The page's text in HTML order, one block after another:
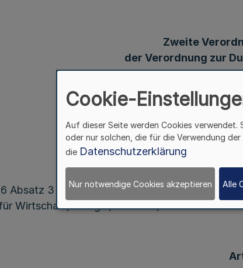
Zweite
der Verordnung zur
zur Regelung der
Vom
Absatz 3 und des § 9 Absatz 3 des
Wirtschaft, Energie, Industrie, Mittelstand und
Cookie-
Auf dieser Seite werden Cookies verwendet.
oder nur solchen, die für die Verwendung
die Datenschutzerklärung
Nur notwendige Cookies akzeptieren Alle